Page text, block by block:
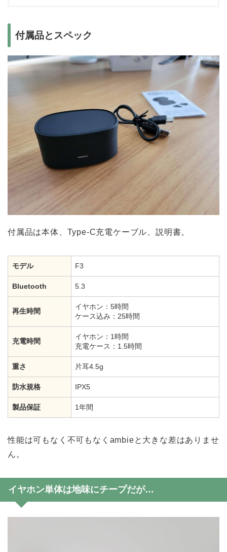
付属品とスペック
付属品は本体、Type-C充電ケーブル、説明書。
モデル F3
Bluetooth 5.3
再生時間
イヤホン：5時間
ケース込み：25時間
充電時間
イヤホン：1時間
充電ケース：1.5時間
重さ 片耳4.5g
防水規格 IPX5
製品保証 1年間
性能は可もなく不可もなくambieと大きな差はありませ
ん。
イヤホン単体は地味にチープだが…